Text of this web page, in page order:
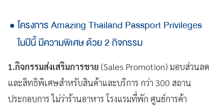
โครงการ Amazing Thailand Passport Privileges
ในปีนี้ มีความพิเศษ ด้วย 2 กิจกรรม
1.กิจกรรมส่งเสริมการขาย (Sales Promotion) มอบส่วนลด
และสิทธิพิเศษสำหรับสินค้าและบริการ กว่า 300 สถาน
ประกอบการ ไม่ว่าร้านอาหาร โรงแรมที่พัก ศูนย์การค้า